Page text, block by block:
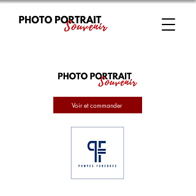
Voir et commander